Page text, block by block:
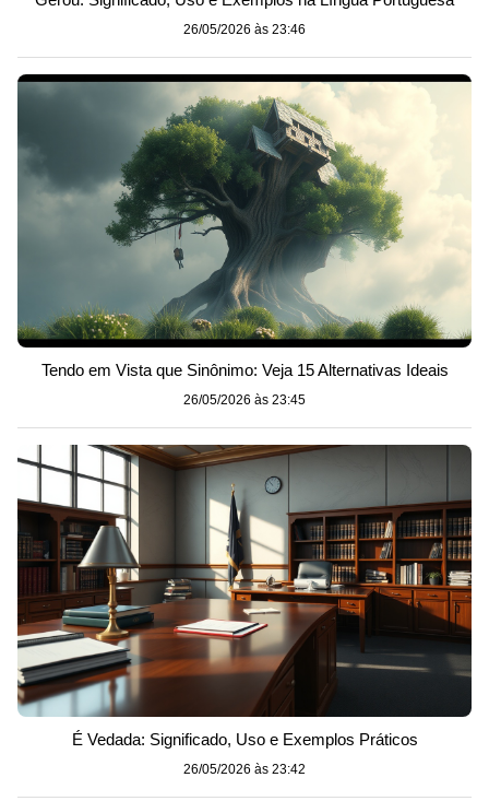
26/05/2026 às 23:46
Tendo em Vista que Sinônimo: Veja 15 Alternativas Ideais
26/05/2026 às 23:45
É Vedada: Significado, Uso e Exemplos Práticos
26/05/2026 às 23:42